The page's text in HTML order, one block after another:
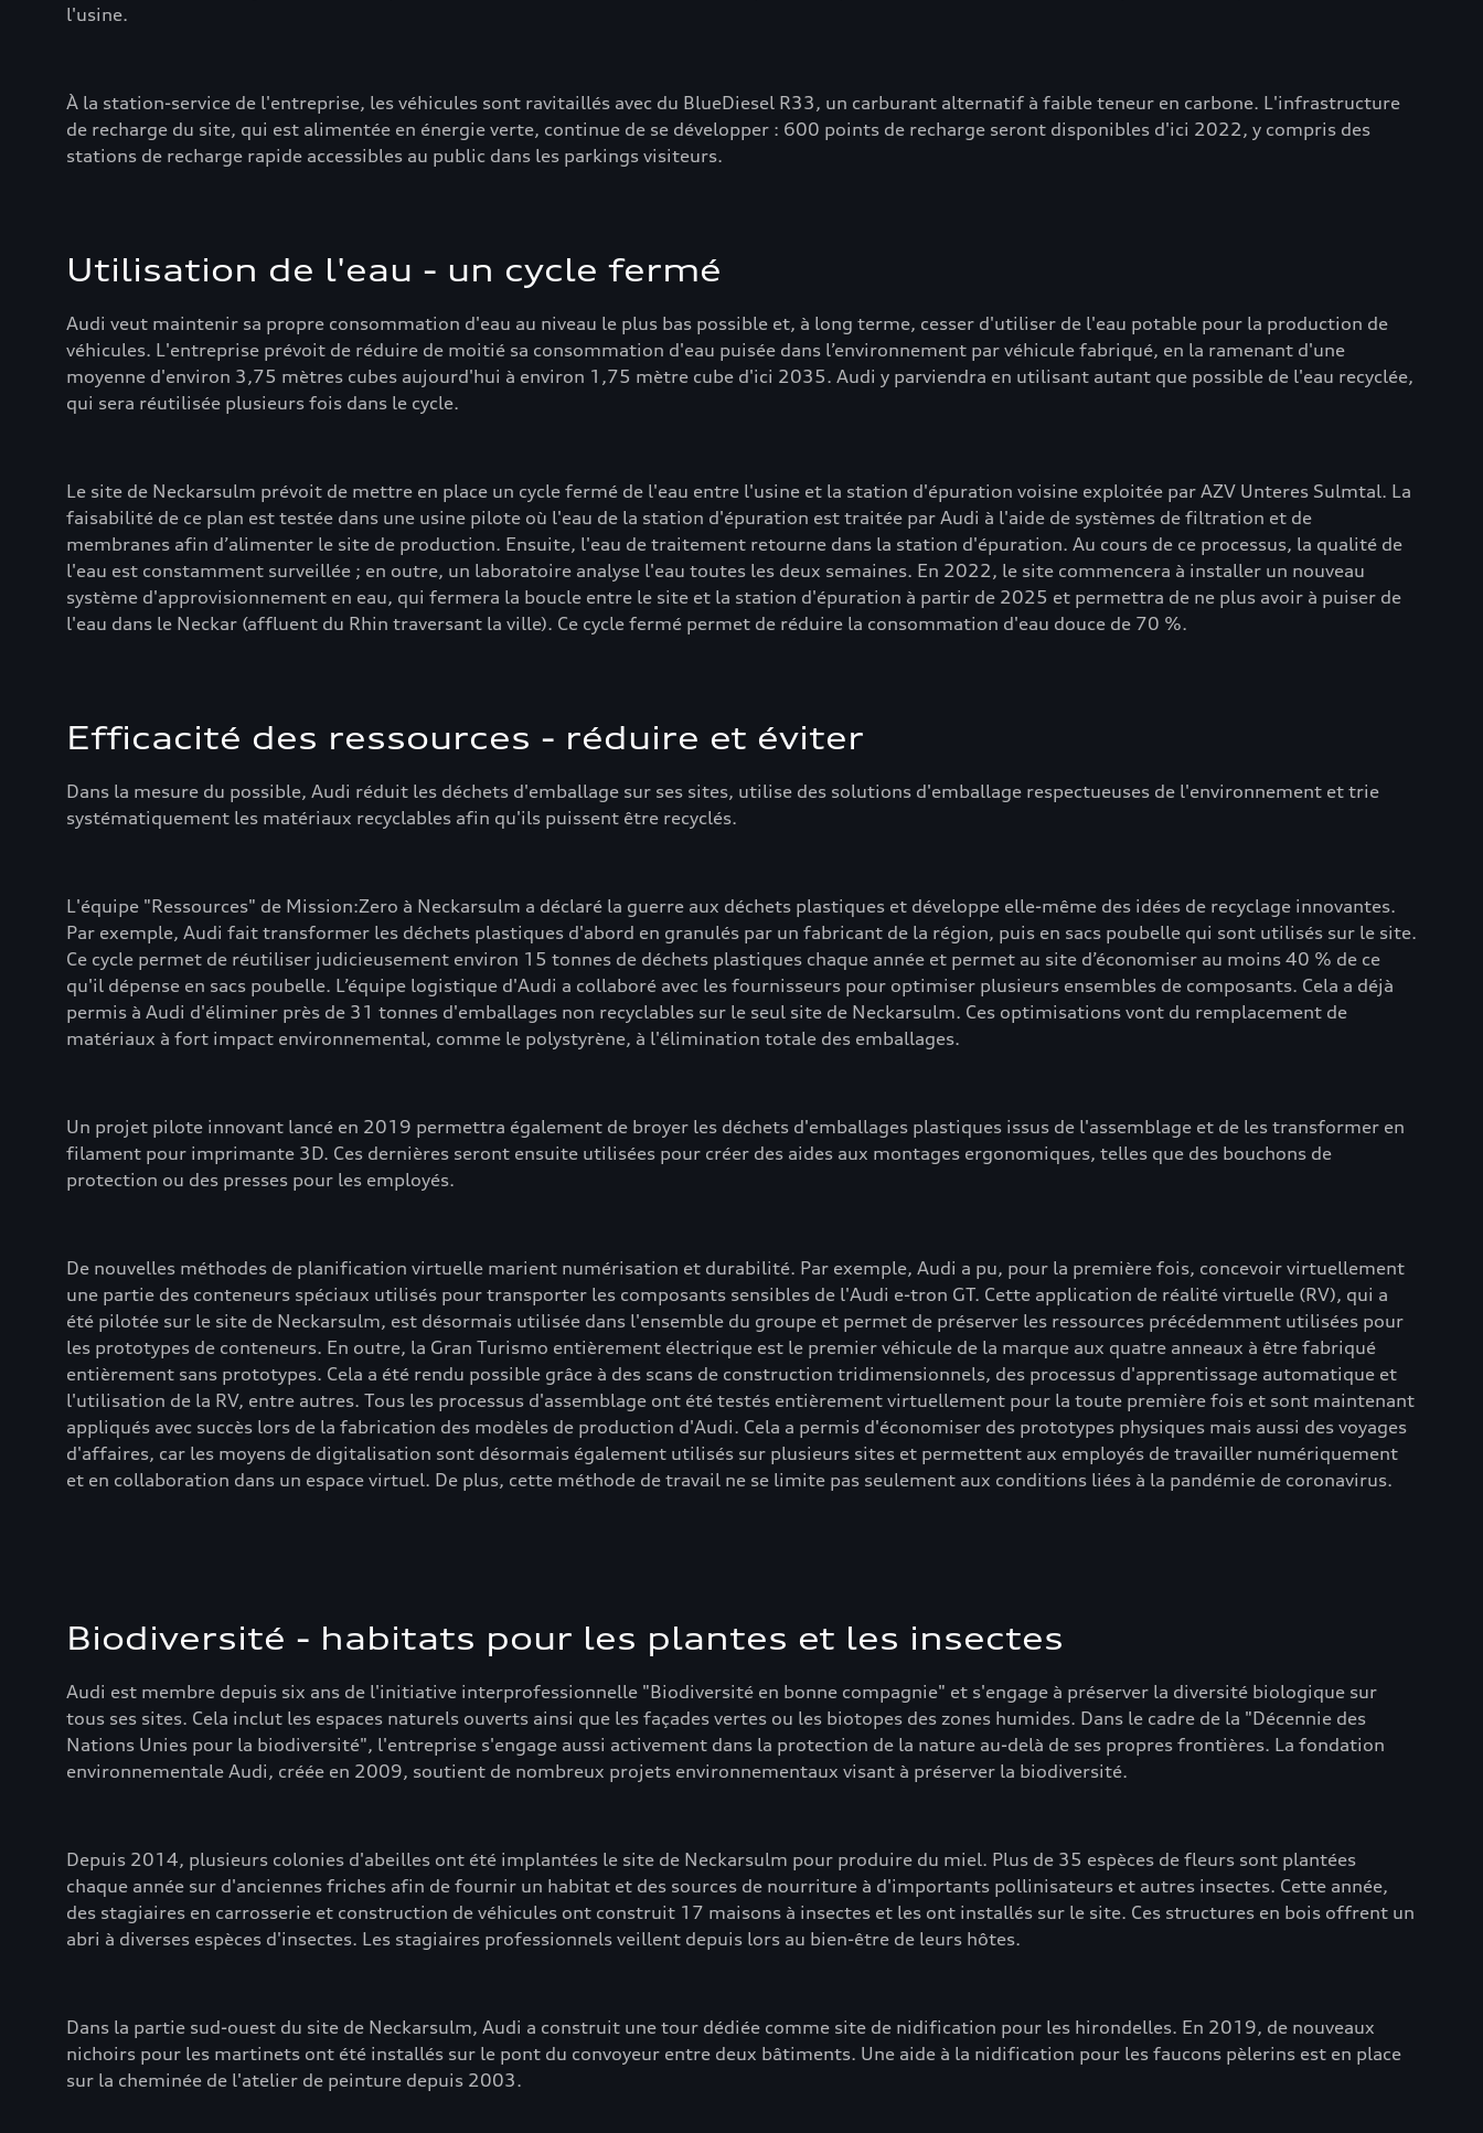
l'usine.
À la station-service de l'entreprise, les véhicules sont ravitaillés avec du BlueDiesel R33, un carburant alternatif à faible teneur en carbone. L'infrastructure
de recharge du site, qui est alimentée en énergie verte, continue de se développer : 600 points de recharge seront disponibles d'ici 2022, y compris des
stations de recharge rapide accessibles au public dans les parkings visiteurs.
Utilisation de l'eau - un cycle fermé
Audi veut maintenir sa propre consommation d'eau au niveau le plus bas possible et, à long terme, cesser d'utiliser de l'eau potable pour la production de
véhicules. L'entreprise prévoit de réduire de moitié sa consommation d'eau puisée dans l’environnement par véhicule fabriqué, en la ramenant d'une
moyenne d'environ 3,75 mètres cubes aujourd'hui à environ 1,75 mètre cube d'ici 2035. Audi y parviendra en utilisant autant que possible de l'eau recyclée,
qui sera réutilisée plusieurs fois dans le cycle.
Le site de Neckarsulm prévoit de mettre en place un cycle fermé de l'eau entre l'usine et la station d'épuration voisine exploitée par AZV Unteres Sulmtal. La
faisabilité de ce plan est testée dans une usine pilote où l'eau de la station d'épuration est traitée par Audi à l'aide de systèmes de filtration et de
membranes afin d’alimenter le site de production. Ensuite, l'eau de traitement retourne dans la station d'épuration. Au cours de ce processus, la qualité de
l'eau est constamment surveillée ; en outre, un laboratoire analyse l'eau toutes les deux semaines. En 2022, le site commencera à installer un nouveau
système d'approvisionnement en eau, qui fermera la boucle entre le site et la station d'épuration à partir de 2025 et permettra de ne plus avoir à puiser de
l'eau dans le Neckar (affluent du Rhin traversant la ville). Ce cycle fermé permet de réduire la consommation d'eau douce de 70 %.
Efficacité des ressources - réduire et éviter
Dans la mesure du possible, Audi réduit les déchets d'emballage sur ses sites, utilise des solutions d'emballage respectueuses de l'environnement et trie
systématiquement les matériaux recyclables afin qu'ils puissent être recyclés.
L'équipe "Ressources" de Mission:Zero à Neckarsulm a déclaré la guerre aux déchets plastiques et développe elle-même des idées de recyclage innovantes.
Par exemple, Audi fait transformer les déchets plastiques d'abord en granulés par un fabricant de la région, puis en sacs poubelle qui sont utilisés sur le site.
Ce cycle permet de réutiliser judicieusement environ 15 tonnes de déchets plastiques chaque année et permet au site d’économiser au moins 40 % de ce
qu'il dépense en sacs poubelle. L’équipe logistique d'Audi a collaboré avec les fournisseurs pour optimiser plusieurs ensembles de composants. Cela a déjà
permis à Audi d'éliminer près de 31 tonnes d'emballages non recyclables sur le seul site de Neckarsulm. Ces optimisations vont du remplacement de
matériaux à fort impact environnemental, comme le polystyrène, à l'élimination totale des emballages.
Un projet pilote innovant lancé en 2019 permettra également de broyer les déchets d'emballages plastiques issus de l'assemblage et de les transformer en
filament pour imprimante 3D. Ces dernières seront ensuite utilisées pour créer des aides aux montages ergonomiques, telles que des bouchons de
protection ou des presses pour les employés.
De nouvelles méthodes de planification virtuelle marient numérisation et durabilité. Par exemple, Audi a pu, pour la première fois, concevoir virtuellement
une partie des conteneurs spéciaux utilisés pour transporter les composants sensibles de l'Audi e-tron GT. Cette application de réalité virtuelle (RV), qui a
été pilotée sur le site de Neckarsulm, est désormais utilisée dans l'ensemble du groupe et permet de préserver les ressources précédemment utilisées pour
les prototypes de conteneurs. En outre, la Gran Turismo entièrement électrique est le premier véhicule de la marque aux quatre anneaux à être fabriqué
entièrement sans prototypes. Cela a été rendu possible grâce à des scans de construction tridimensionnels, des processus d'apprentissage automatique et
l'utilisation de la RV, entre autres. Tous les processus d'assemblage ont été testés entièrement virtuellement pour la toute première fois et sont maintenant
appliqués avec succès lors de la fabrication des modèles de production d'Audi. Cela a permis d'économiser des prototypes physiques mais aussi des voyages
d'affaires, car les moyens de digitalisation sont désormais également utilisés sur plusieurs sites et permettent aux employés de travailler numériquement
et en collaboration dans un espace virtuel. De plus, cette méthode de travail ne se limite pas seulement aux conditions liées à la pandémie de coronavirus.
Biodiversité - habitats pour les plantes et les insectes
Audi est membre depuis six ans de l'initiative interprofessionnelle "Biodiversité en bonne compagnie" et s'engage à préserver la diversité biologique sur
tous ses sites. Cela inclut les espaces naturels ouverts ainsi que les façades vertes ou les biotopes des zones humides. Dans le cadre de la "Décennie des
Nations Unies pour la biodiversité", l'entreprise s'engage aussi activement dans la protection de la nature au-delà de ses propres frontières. La fondation
environnementale Audi, créée en 2009, soutient de nombreux projets environnementaux visant à préserver la biodiversité.
Depuis 2014, plusieurs colonies d'abeilles ont été implantées le site de Neckarsulm pour produire du miel. Plus de 35 espèces de fleurs sont plantées
chaque année sur d'anciennes friches afin de fournir un habitat et des sources de nourriture à d'importants pollinisateurs et autres insectes. Cette année,
des stagiaires en carrosserie et construction de véhicules ont construit 17 maisons à insectes et les ont installés sur le site. Ces structures en bois offrent un
abri à diverses espèces d'insectes. Les stagiaires professionnels veillent depuis lors au bien-être de leurs hôtes.
Dans la partie sud-ouest du site de Neckarsulm, Audi a construit une tour dédiée comme site de nidification pour les hirondelles. En 2019, de nouveaux
nichoirs pour les martinets ont été installés sur le pont du convoyeur entre deux bâtiments. Une aide à la nidification pour les faucons pèlerins est en place
sur la cheminée de l'atelier de peinture depuis 2003.